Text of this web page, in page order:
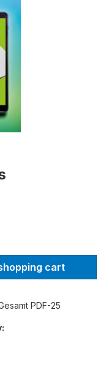
the desired
cart
PDF-25